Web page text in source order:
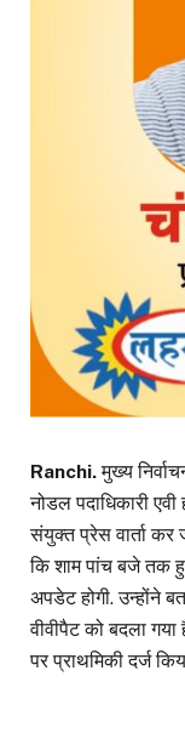
Ranchi.मुख्य
नोडल पदाधिकारी
संयुक्त प्रेस वार्ता कर
कि शाम पांच बजे तक
अपडेट होगी. उन्होंने
वीवीपैट को बदला
पर प्राथमिकी दर्ज